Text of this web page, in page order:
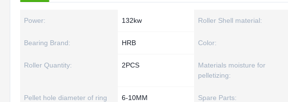
Power: 132kw Roller Shell material:
Bearing Brand: HRB Color:
Roller Quantity: 2PCS
Materials moisture for
pelletizing:
Pellet hole diameter of ring
6-10MM Spare Parts: